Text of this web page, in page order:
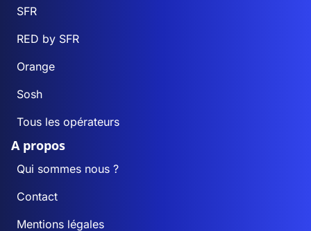
SFR
RED by SFR
Orange
Sosh
Tous les opérateurs
A propos
Qui sommes nous ?
Contact
Mentions légales